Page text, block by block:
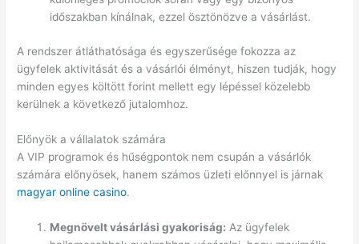
időszakban kínálnak, ezzel ösztönözve a vásárlást.
A rendszer átláthatósága és egyszerűsége fokozza az
ügyfelek aktivitását és a vásárlói élményt, hiszen tudják, hogy
minden egyes költött forint mellett egy lépéssel közelebb
kerülnek a következő jutalomhoz.
Előnyök a vállalatok számára
A VIP programok és hűségpontok nem csupán a vásárlók
számára előnyösek, hanem számos üzleti előnnyel is járnak
magyar online casino.
Megnövelt vásárlási gyakoriság: Az ügyfelek